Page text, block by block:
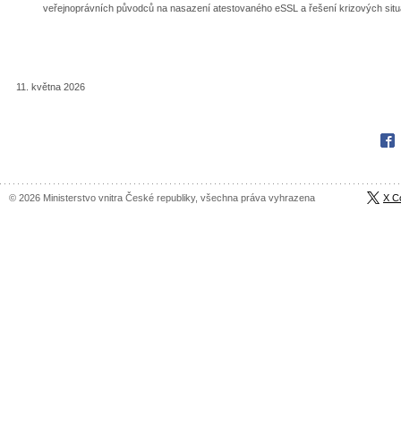
veřejnoprávních původců na nasazení atestovaného eSSL a řešení krizových
11. května 2026
© 2026 Ministerstvo vnitra České republiky, všechna práva vyhrazena X